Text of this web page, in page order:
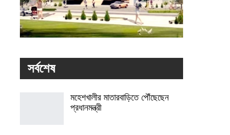
সর্বশেষ
মহেশখালীর মাতারবাড়িতে পৌঁছেছেন
প্রধানমন্ত্রী